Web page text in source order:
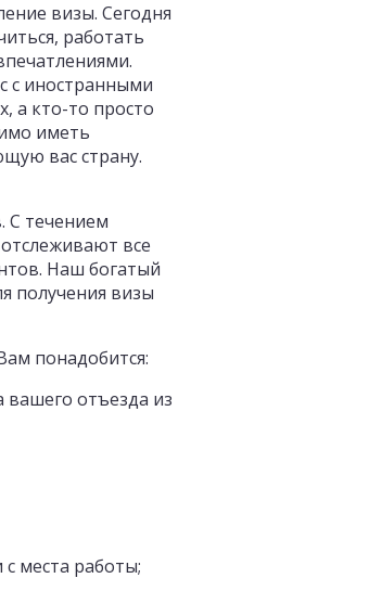
визы. Сегодня
работать
с иностранными
а кто-то просто
иметь
вас страну.
С течением
все
Наш богатый
получения визы
понадобится:
отъезда из
места работы;